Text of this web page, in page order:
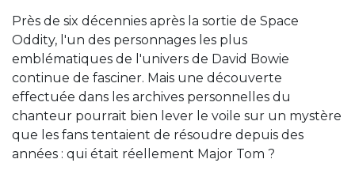
Près de six décennies après la sortie de Space
Oddity, l'un des personnages les plus
emblématiques de l'univers de David Bowie
continue de fasciner. Mais une découverte
effectuée dans les archives personnelles du
chanteur pourrait bien lever le voile sur un mystère
que les fans tentaient de résoudre depuis des
années : qui était réellement Major Tom ?